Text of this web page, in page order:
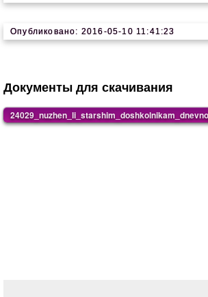
Опубликовано: 2016-05-10 11:41:23
Документы для скачивания